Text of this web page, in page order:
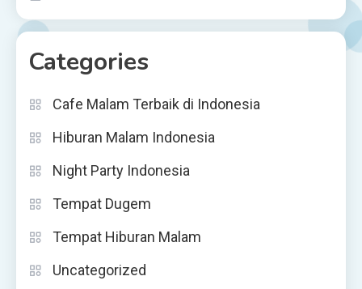
Categories
Cafe Malam Terbaik di Indonesia
Hiburan Malam Indonesia
Night Party Indonesia
Tempat Dugem
Tempat Hiburan Malam
Uncategorized